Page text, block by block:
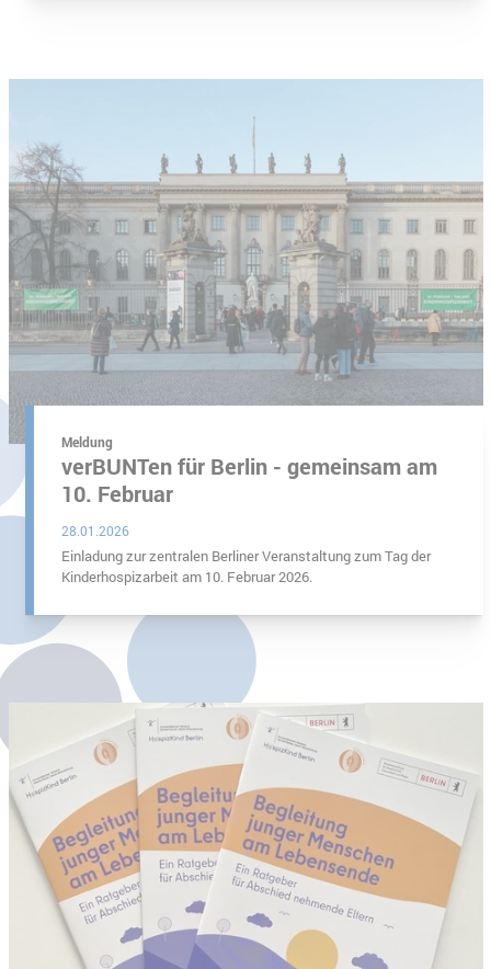
Meldung
verBUNTen für Berlin - gemeinsam am
10. Februar
28.01.2026
Einladung zur zentralen Berliner Veranstaltung zum Tag der
Kinderhospizarbeit am 10. Februar 2026.